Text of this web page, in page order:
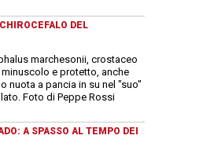
DEL
marchesonii, crostaceo
e protetto, anche
nuota a pancia in su nel "suo"
Foto di Peppe Rossi
A SPASSO AL TEMPO DEI